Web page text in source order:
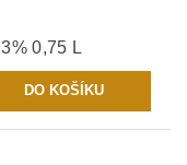
0,75 L